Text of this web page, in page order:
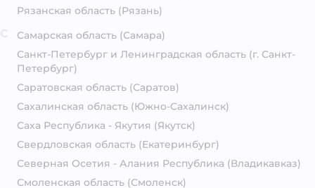
Рязанская область (Рязань)
Самарская область (Самара)
Санкт-Петербург и Ленинградская область (г. Санкт-
Петербург)
Саратовская область (Саратов)
Сахалинская область (Южно-Сахалинск)
Саха Республика - Якутия (Якутск)
Свердловская область (Екатеринбург)
Северная Осетия - Алания Республика (Владикавказ)
Смоленская область (Смоленск)